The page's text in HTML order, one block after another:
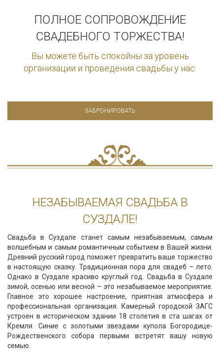
ПОЛНОЕ СОПРОВОЖДЕНИЕ
СВАДЕБНОГО ТОРЖЕСТВА!
Вы можете быть спокойны за уровень
организации и проведения свадьбы у нас.
ЗАБРОНИРОВАТЬ
НЕЗАБЫВАЕМАЯ СВАДЬБА В
СУЗДАЛЕ!
Свадьба в Суздале станет самым незабываемым, самым
волшебным и самым романтичным событием в Вашей жизни.
Древний русский город поможет превратить ваше торжество
в настоящую сказку. Традиционная пора для свадеб – лето.
Однако в Суздале красиво круглый год. Свадьба в Суздале
зимой, осенью или весной – это незабываемое мероприятие.
Главное это хорошее настроение, приятная атмосфера и
профессиональная организация. Камерный городской ЗАГС
устроен в историческом здании 18 столетия в ста шагах от
Кремля. Синие с золотыми звездами купола Богородице-
Рождественского собора первыми встретят вашу новую
семью.